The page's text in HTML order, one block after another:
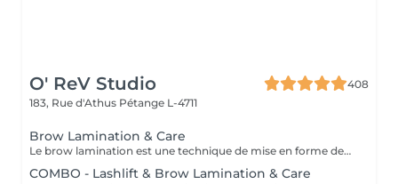
O' ReV Studio
408
183, Rue d'Athus Pétange L-4711
Brow Lamination & Care
Le brow lamination est une technique de mise en forme des sourcils qui lisse et redresse les poils, créant un effet fourni et structuré. Résultat : des sourcils épais et parfaitement stylés qui tiennent jusqu'à six semaines. Cette prestation inclut l'épilation et le soin.
COMBO - Lashlift & Brow Lamination & Care